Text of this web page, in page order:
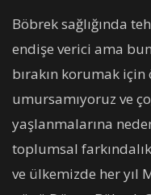
Böbrek sağlığında
endişe verici ama
bırakın korumak için
umursamıyoruz ve
yaşlanmalarına
toplumsal
ve ülkemizde her yıl